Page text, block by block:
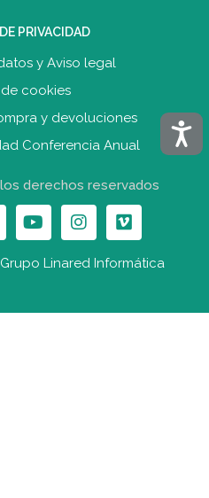
PRIVACIDAD
y Aviso legal
cookies
y devoluciones
Conferencia Anual
derechos reservados
Grupo Linared Informática